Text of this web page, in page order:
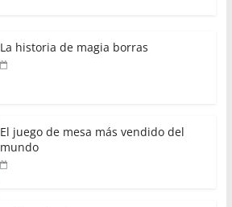
La historia de magia borras
El juego de mesa más vendido del
mundo